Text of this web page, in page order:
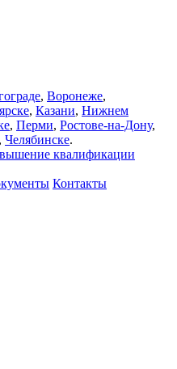
, Воронеже,
, Казани, Нижнем
, Перми, Ростове-на-Дону,
, Челябинске.
квалификации
Контакты